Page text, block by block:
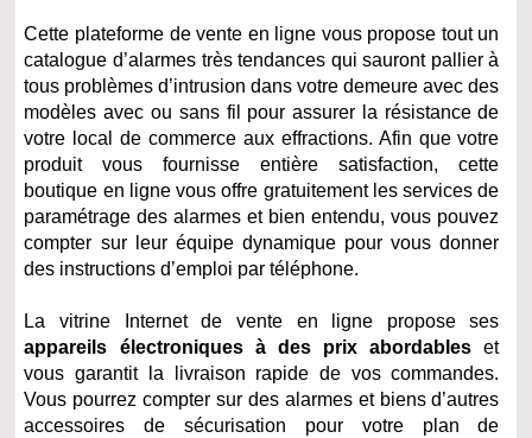
Cette plateforme de vente en ligne vous propose tout un
catalogue d’alarmes très tendances qui sauront pallier à
tous problèmes d’intrusion dans votre demeure avec des
modèles avec ou sans fil pour assurer la résistance de
votre local de commerce aux effractions. Afin que votre
produit vous fournisse entière satisfaction, cette
boutique en ligne vous offre gratuitement les services de
paramétrage des alarmes et bien entendu, vous pouvez
compter sur leur équipe dynamique pour vous donner
des instructions d’emploi par téléphone.
La vitrine Internet de vente en ligne propose ses
appareils électroniques à des prix abordables et
vous garantit la livraison rapide de vos commandes.
Vous pourrez compter sur des alarmes et biens d’autres
accessoires de sécurisation pour votre plan de